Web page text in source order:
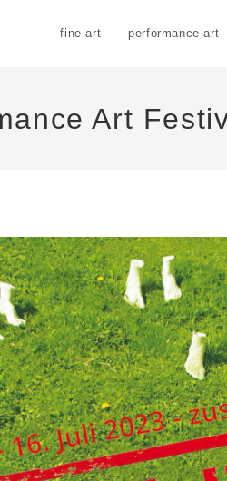
fine art performance art
Art